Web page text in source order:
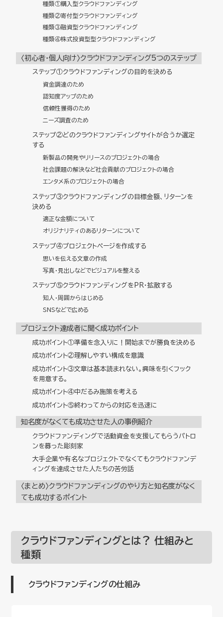
種類①購入型クラウドファンディング
種類②寄付型クラウドファンディング
種類③融資型クラウドファンディング
種類④株式投資型型クラウドファンディング
〈初心者・個人向け〉クラウドファンディング5つのステップ
ステップ①クラウドファンディングの目的を決める
資金調達のため
認知度アップのため
信頼性獲得のため
ニーズ調査のため
ステップ②どのクラウドファンディングサイトが合うか選定
する
新製品の開発やリリースのプロジェクトの場合
社会課題の解決など社会貢献のプロジェクトの場合
エンタメ系のプロジェクトの場合
ステップ③クラウドファンディングの目標金額、リターンを
決める
適正な金額について
オリジナリティのあるリターンについて
ステップ④プロジェクトページを作成する
思いを伝える文章の作成
写真・見出しなどでビジュアルを整える
ステップ⑤クラウドファンディングをPR・拡散する
知人・周囲からはじめる
SNSなどで広める
プロジェクト達成者に聞く成功ポイント
成功ポイント①準備を念入りに！開始までが勝負を決める
成功ポイント②理解しやすい構成を意識
成功ポイント③文章は基本読まれない。興味を引くフック
を用意する。
成功ポイント④中だるみ施策を考える
成功ポイント⑤終わってからの対応を迅速に
知名度がなくても成功させた人の事例紹介
クラウドファンディングで活動資金を支援してもらうパトロ
ンを募った彫刻家
大手企業や有名なプロジェクトでなくてもクラウドファンデ
ィングを達成させた人たちの苦労話
〈まとめ〉クラウドファンディングのやり方と知名度がなく
ても成功するポイント
クラウドファンディングとは？ 仕組みと
種類
クラウドファンディングの仕組み